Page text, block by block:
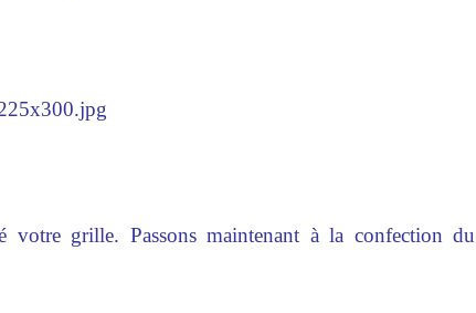
votre grille. Passons maintenant à la confection du